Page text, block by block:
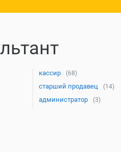
кассир (68)
старший продавец (14)
администратор (3)